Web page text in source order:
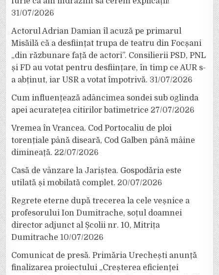
31/07/2026
Actorul Adrian Damian îl acuză pe primarul
Misăilă că a desființat trupa de teatru din Focșani
„din răzbunare față de actori”. Consilierii PSD, PNL
și FD au votat pentru desființare, în timp ce AUR s-
a abținut, iar USR a votat împotrivă. 31/07/2026
Cum influențează adâncimea sondei sub oglinda
apei acuratețea citirilor batimetrice 27/07/2026
Vremea în Vrancea. Cod Portocaliu de ploi
torențiale până diseară, Cod Galben până mâine
dimineață. 22/07/2026
Casă de vânzare la Jariștea. Gospodăria este
utilată și mobilată complet. 20/07/2026
Regrete eterne după trecerea la cele veșnice a
profesorului Ion Dumitrache, soțul doamnei
director adjunct al Școlii nr. 10, Mitrița
Dumitrache 10/07/2026
Comunicat de presă. Primăria Urechești anunță
finalizarea proiectului „Creșterea eficienței